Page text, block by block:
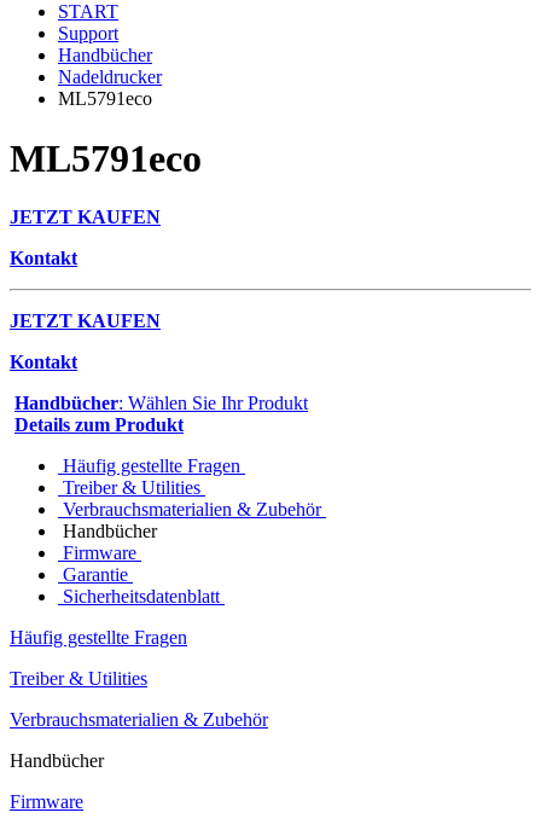
START
Support
Handbücher
Nadeldrucker
ML5791eco
ML5791eco
JETZT KAUFEN
Kontakt
JETZT KAUFEN
Kontakt
Handbücher: Wählen Sie Ihr Produkt
Details zum Produkt
Häufig gestellte Fragen
Treiber & Utilities
Verbrauchsmaterialien & Zubehör
Handbücher
Firmware
Garantie
Sicherheitsdatenblatt
Häufig gestellte Fragen
Treiber & Utilities
Verbrauchsmaterialien & Zubehör
Handbücher
Firmware